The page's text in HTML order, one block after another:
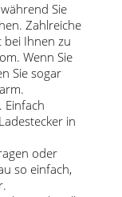
Sie
Zahlreiche
Ihnen zu
Wenn Sie
Sie sogar
Einfach
in
oder
so einfach,